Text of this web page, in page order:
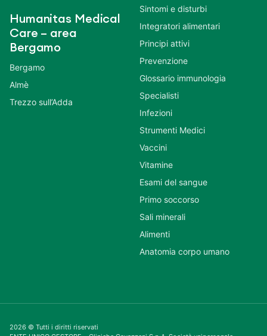
Humanitas Medical
Care – area
Bergamo
Bergamo
Almè
Trezzo sull’Adda
Sintomi e disturbi
Integratori alimentari
Principi attivi
Prevenzione
Glossario immunologia
Specialisti
Infezioni
Strumenti Medici
Vaccini
Vitamine
Esami del sangue
Primo soccorso
Sali minerali
Alimenti
Anatomia corpo umano
2026 © Tutti i diritti riservati